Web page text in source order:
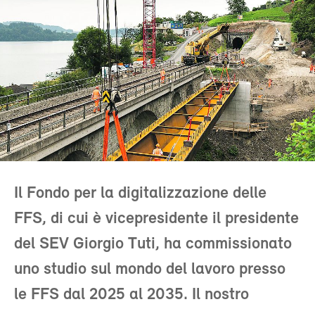
Il Fondo per la digitalizzazione delle
FFS, di cui è vicepresidente il presidente
del SEV Giorgio Tuti, ha commissionato
uno studio sul mondo del lavoro presso
le FFS dal 2025 al 2035. Il nostro